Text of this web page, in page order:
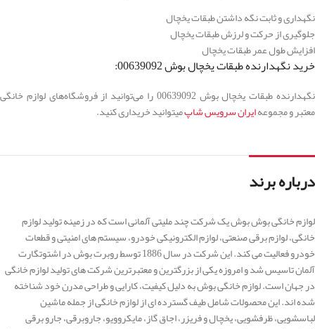
نگهداری و ثابت نگه داشتن طبقات یخچال
جلوگیری از حرکت و لرزش طبقات یخچال
افزایش طول عمر طبقات یخچال
خرید نگهدارنده طبقات یخچال بوش 00639092:
نگهدارنده طبقات یخچال بوش 00639092 را می‌توانید از فروشگاه‌های لوازم خانگی
معتبر و مجموعهایران سرویس شاپمیتوانید خریداری کنید.
درباره برند
لوازم خانگی بوش بوش یک شرکت چند ملیتی آلمانی است که در زمینه تولید لوازم
خانگی، لوازم برقی صنعتی، لوازم الکترونیکی خودرو، سیستم های امنیتی و قطعات
خودرو فعالیت می کند. این شرکت در سال 1886 توسط روبرت بوش در اشتوتگارت
آلمان تاسیس شد و امروزه یکی از بزرگترین و معتبرترین شرکت های تولید لوازم خانگی
در جهان است. لوازم خانگی بوش به دلیل کیفیت، کارایی و طراحی مدرن خود شناخته
شده اند. این محصولات شامل طیف گسترده ای از لوازم خانگی از جمله ماشین
لباسشویی، ظرفشویی، یخچال و فریزر، اجاق گاز، مایکروویو، جاروبرقی، جارو برقی